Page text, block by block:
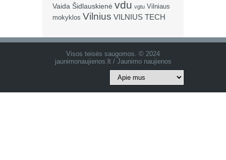
Vaida Šidlauskienė vdu vgtu Vilniaus
mokyklos Vilnius VILNIUS TECH
Visos teisės saugomos. © 2024
jaunimonaujienos.lt / Jaunimo naujienos